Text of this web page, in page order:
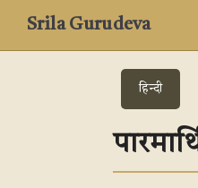
Srila Gurudeva
हिन्दी